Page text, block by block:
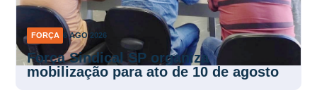
FORÇA 6 AGO 2026
Força Sindical SP organiza
mobilização para ato de 10 de agosto